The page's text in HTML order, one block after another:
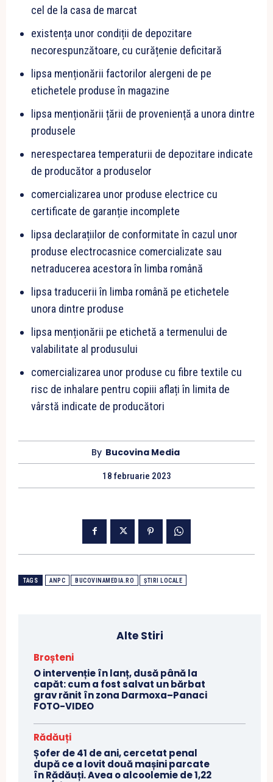
cel de la casa de marcat
existența unor condiții de depozitare
necorespunzătoare, cu curățenie deficitară
lipsa menționării factorilor alergeni de pe
etichetele produse în magazine
lipsa menționării țării de proveniență a unora dintre
produsele
nerespectarea temperaturii de depozitare indicate
de producător a produselor
comercializarea unor produse electrice cu
certificate de garanție incomplete
lipsa declarațiilor de conformitate în cazul unor
produse electrocasnice comercializate sau
netraducerea acestora în limba română
lipsa traducerii în limba română pe etichetele
unora dintre produse
lipsa menționării pe etichetă a termenului de
valabilitate al produsului
comercializarea unor produse cu fibre textile cu
risc de inhalare pentru copiii aflați în limita de
vârstă indicate de producători
By Bucovina Media
18 februarie 2023
TAGS ANPC BUCOVINAMEDIA.RO ȘTIRI LOCALE
Alte Stiri
Broșteni
O intervenție în lanț, dusă până la
capăt: cum a fost salvat un bărbat
grav rănit în zona Darmoxa–Panaci
FOTO-VIDEO
Rădăuți
Șofer de 41 de ani, cercetat penal
după ce a lovit două mașini parcate
în Rădăuți. Avea o alcoolemie de 1,22